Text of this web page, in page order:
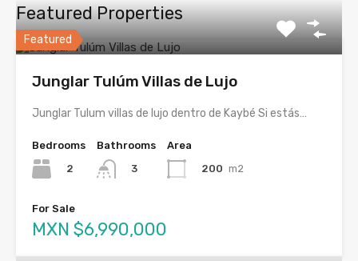
Featured Properties
Featured
Junglar Tulúm Villas de Lujo
Junglar Tulum villas de lujo dentro de Kaybé Si estás…
Bedrooms
2
Bathrooms
3
Area
200 m2
For Sale
MXN $6,990,000